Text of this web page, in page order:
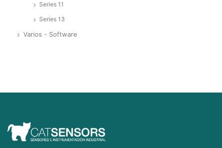
Series 11
Series 13
Varios - Software